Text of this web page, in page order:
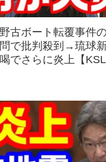
野古ボート転覆事件
で批判殺到→琉球
でさらに炎上【